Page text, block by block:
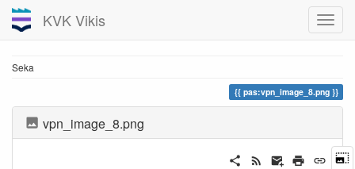
KVK Vikis
Seka
pas:vpn_image_8.png
vpn_image_8.png